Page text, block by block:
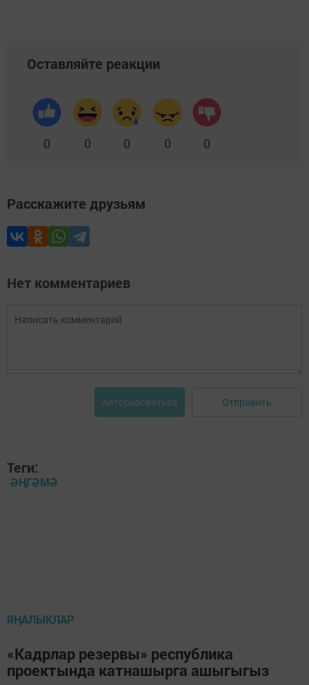
Оставляйте реакции
0 0 0 0 0
Расскажите друзьям
Нет комментариев
Авторизоваться Отправить
Теги:
ӘҢГӘМӘ
ЯҢАЛЫКЛАР
«Кадрлар резервы» республика
проектында катнашырга ашыгыгыз